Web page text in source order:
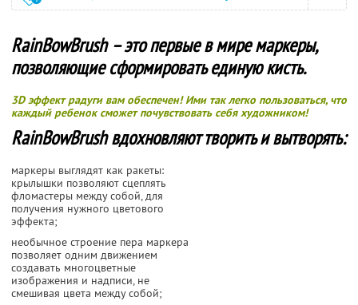
RainBowBrush – это первые в мире маркеры,
позволяющие сформировать единую кисть.
3D эффект радуги вам обеспечен! Ими так легко пользоваться, что
каждый ребенок сможет почувствовать себя художником!
RainBowBrush вдохновляют творить и вытворять:
маркеры выглядят как ракеты:
крылышки позволяют сцеплять
фломастеры между собой, для
получения нужного цветового
эффекта;
необычное строение пера маркера
позволяет одним движением
создавать многоцветные
изображения и надписи, не
смешивая цвета между собой;